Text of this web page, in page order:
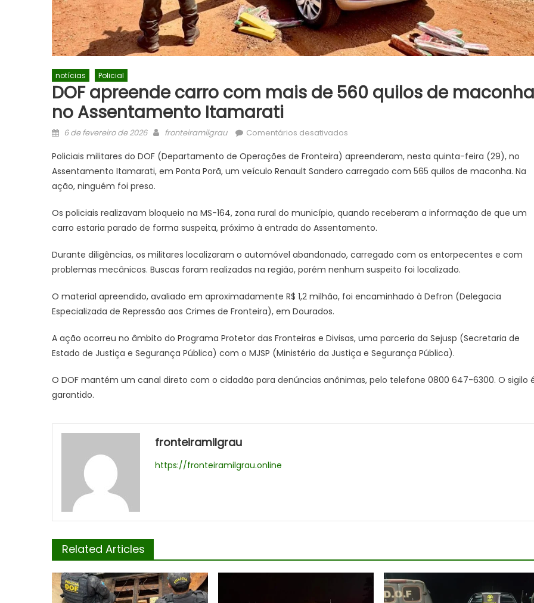
notícias Policial
DOF apreende carro com mais de 560 quilos de maconha
no Assentamento Itamarati
Posted
6 de fevereiro de 2026 Author
fronteiramilgrau Comentários desativados
apreende
carro
de
560
de
maconha
Assentamento
Policiais militares do DOF (Departamento de Operações de Fronteira) apreenderam, nesta quinta-feira (29), no
Assentamento Itamarati, em Ponta Porã, um veículo Renault Sandero carregado com 565 quilos de maconha. Na
ação, ninguém foi preso.
Os policiais realizavam bloqueio na MS-164, zona rural do município, quando receberam a informação de que um
carro estaria parado de forma suspeita, próximo à entrada do Assentamento.
Durante diligências, os militares localizaram o automóvel abandonado, carregado com os entorpecentes e com
problemas mecânicos. Buscas foram realizadas na região, porém nenhum suspeito foi localizado.
O material apreendido, avaliado em aproximadamente R$ 1,2 milhão, foi encaminhado à Defron (Delegacia
Especializada de Repressão aos Crimes de Fronteira), em Dourados.
A ação ocorreu no âmbito do Programa Protetor das Fronteiras e Divisas, uma parceria da Sejusp (Secretaria de
Estado de Justiça e Segurança Pública) com o MJSP (Ministério da Justiça e Segurança Pública).
O DOF mantém um canal direto com o cidadão para denúncias anônimas, pelo telefone 0800 647-6300. O sigilo
garantido.
fronteiramilgrau
https://fronteiramilgrau.online
Related Articles